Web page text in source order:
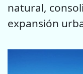
natural,
expansión